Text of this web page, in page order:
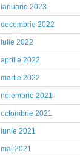
ianuarie 2023
decembrie 2022
iulie 2022
aprilie 2022
martie 2022
noiembrie 2021
octombrie 2021
iunie 2021
mai 2021